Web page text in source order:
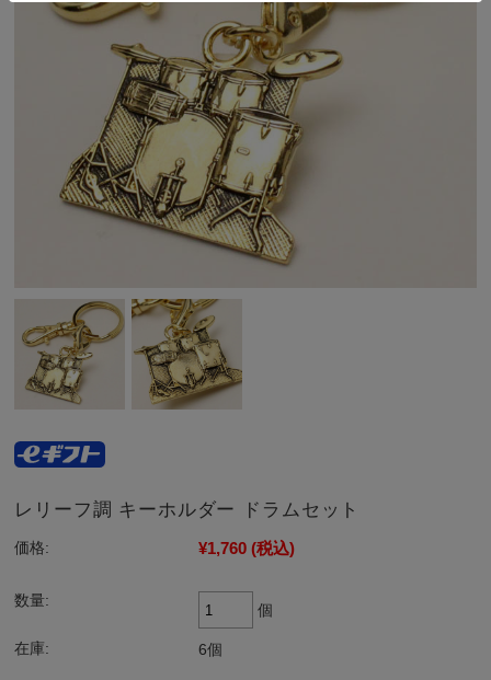
レリーフ調 キーホルダー ドラムセット
価格: ¥1,760 (税込)
数量:
個
在庫: 6個